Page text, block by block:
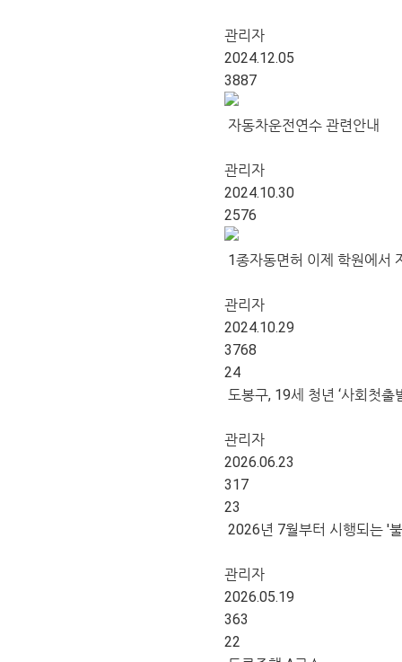
관리자
2024.12.05
3887
자동차운전연수 관련안내
관리자
2024.10.30
2576
1종자동면허 이제 학원에서
관리자
2024.10.29
3768
24
도봉구, 19세 청년 ‘사회첫출
관리자
2026.06.23
317
23
2026년 7월부터 시행되는 '
관리자
2026.05.19
363
22